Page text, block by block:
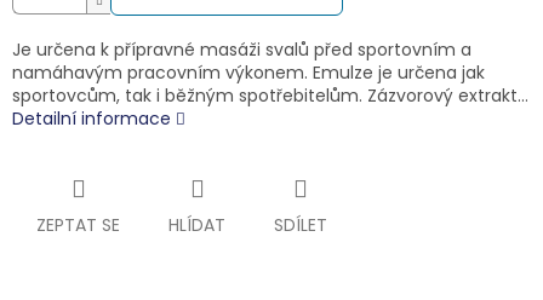
Je určena k přípravné masáži svalů před sportovním a
namáhavým pracovním výkonem. Emulze je určena jak
sportovcům, tak i běžným spotřebitelům. Zázvorový extrakt…
Detailní informace
ZEPTAT SE HLÍDAT SDÍLET